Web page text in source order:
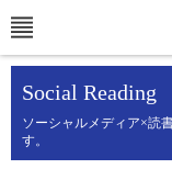
Social Reading
ソーシャルメディア×読
す。